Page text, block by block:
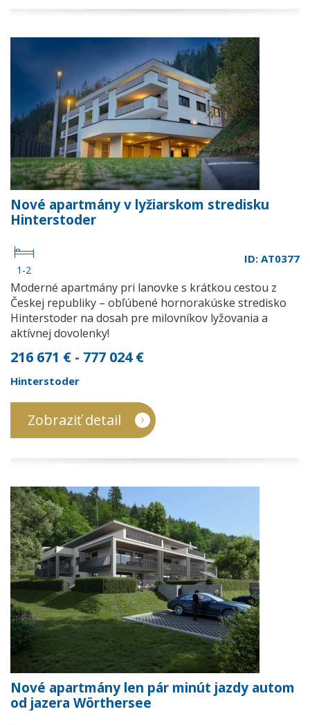
Nové apartmány v lyžiarskom stredisku
Hinterstoder
1-2
ID: AT0377
Moderné apartmány pri lanovke s krátkou cestou z
Českej republiky – obľúbené hornorakúske stredisko
Hinterstoder na dosah pre milovníkov lyžovania a
aktívnej dovolenky!
216 671 € - 777 024 €
Hinterstoder
Zobraziť detail
Nové apartmány len pár minút jazdy autom
od jazera Wörthersee